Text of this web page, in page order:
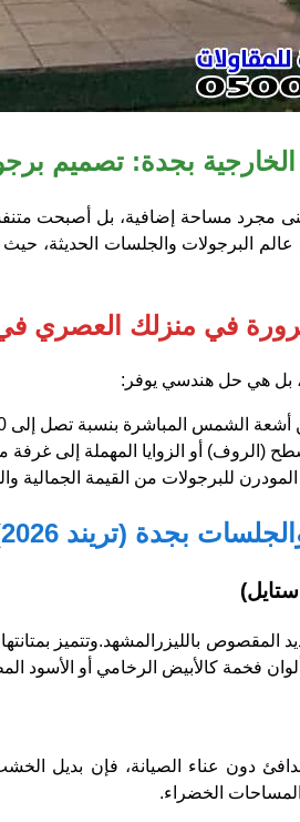
بجدة: تصميم
مجرد مساحة إضافية، بل أصبحت
ثورة في عالم البرجولات والجلسات
ضرورة في منزلك العصري
بل هي حل هندسي يوفر:
الشمس المباشرة بنسبة تصل إلى 100%.
(الروف) أو الزوايا المهملة إلى
المودرن للبرجولات من القيمة الجمالية
بجدة (تريند 2026)
بالليزرالمشهد.وتتميز
فخمة كالأبيض الرخامي أو الأسود
دون عناء الصيانة، فإن بديل الخشب
الخضراء.